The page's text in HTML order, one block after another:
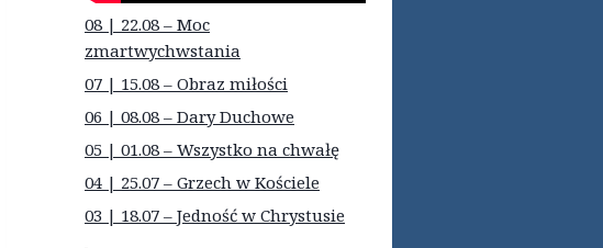
08 | 22.08 – Moc
zmartwychwstania
07 | 15.08 – Obraz miłości
06 | 08.08 – Dary Duchowe
05 | 01.08 – Wszystko na chwałę
04 | 25.07 – Grzech w Kościele
03 | 18.07 – Jedność w Chrystusie